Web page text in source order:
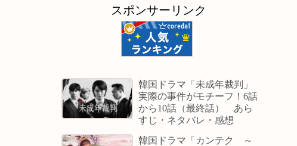
スポンサーリンク
韓国ドラマ「未成年裁判」
実際の事件がモチーフ！6話
から10話（最終話） あら
すじ・ネタバレ・感想
韓国ドラマ「カンテク ～